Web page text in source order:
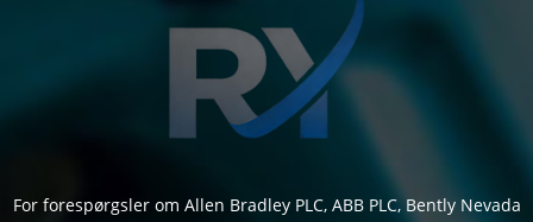
For forespørgsler om Allen Bradley PLC, ABB PLC, Bently Nevada